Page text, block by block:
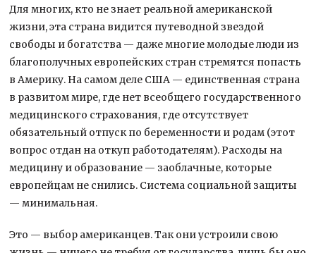
Для многих, кто не знает реальной американской
жизни, эта страна видится путеводной звездой
свободы и богатства — даже многие молодые люди из
благополучных европейских стран стремятся попасть
в Америку. На самом деле США — единственная страна
в развитом мире, где нет всеобщего государственного
медицинского страхования, где отсутствует
обязательный отпуск по беременности и родам (этот
вопрос отдан на откуп работодателям). Расходы на
медицину и образование — заоблачные, которые
европейцам не снились. Система социальной защиты
— минимальная.
Это — выбор американцев. Так они устроили свою